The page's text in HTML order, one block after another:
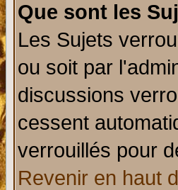
Que sont les
Les Sujets
ou soit par
discussions
cessent
verrouillés pour
Revenir en haut